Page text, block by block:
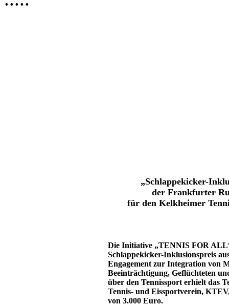
„Schlappekicker-
der Frankfurter
für den Kelkheimer
Die Initiative „TENNIS FOR
Schlappekicker-Inklusionspreis
Engagement zur Integration von
Beeinträchtigung, Geflüchteten
über den Tennissport erhielt das
Tennis- und Eissportverein,
von 3.000 Euro.